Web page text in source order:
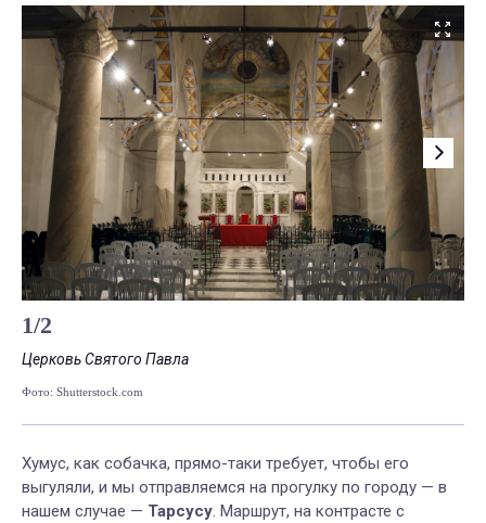
1/2
Церковь Святого Павла
Фото: Shutterstock.com
Хумус, как собачка, прямо-таки требует, чтобы его
выгуляли, и мы отправляемся на прогулку по городу — в
нашем случае — Тарсусу. Маршрут, на контрасте с